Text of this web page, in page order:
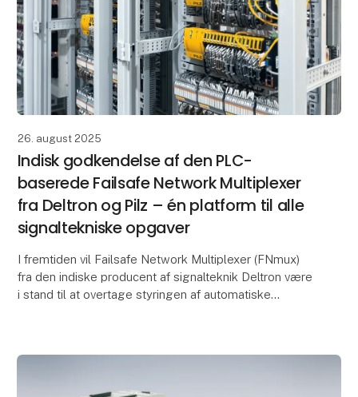
26. august 2025
Indisk godkendelse af den PLC-
baserede Failsafe Network Multiplexer
fra Deltron og Pilz – én platform til alle
signaltekniske opgaver
I fremtiden vil Failsafe Network Multiplexer (FNmux)
fra den indiske producent af signalteknik Deltron være
i stand til at overtage styringen af automatiske